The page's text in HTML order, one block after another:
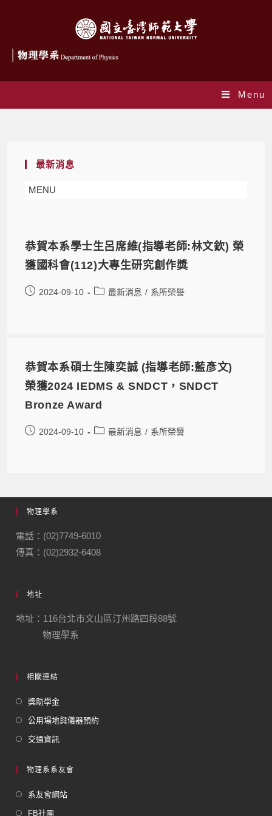
Menu
最新消息
MENU
恭賀本系學士生呂席維(指導老師:林文欽) 榮
獲國科會(112)大專生研究創作獎
2024-09-10 最新消息 / 系所榮譽
恭賀本系碩士生陳奕誠 (指導老師:藍彥文)
榮獲2024 IEDMS & SNDCT，SNDCT
Bronze Award
2024-09-10 最新消息 / 系所榮譽
物理學系
電話：(02)7749-6010
傳真：(02)2932-6408
地址
地址：116台北市文山區汀州路四段88號
物理學系
相關連結
獎助學金
公用場地與儀器預約
交通資訊
物理系系友會
系友會網站
FB社團